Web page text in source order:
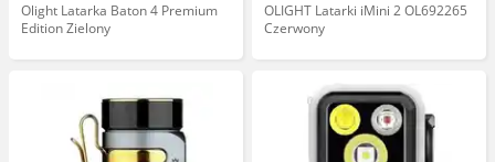
Olight Latarka Baton 4 Premium
Edition Zielony
OLIGHT Latarki iMini 2 OL692265
Czerwony